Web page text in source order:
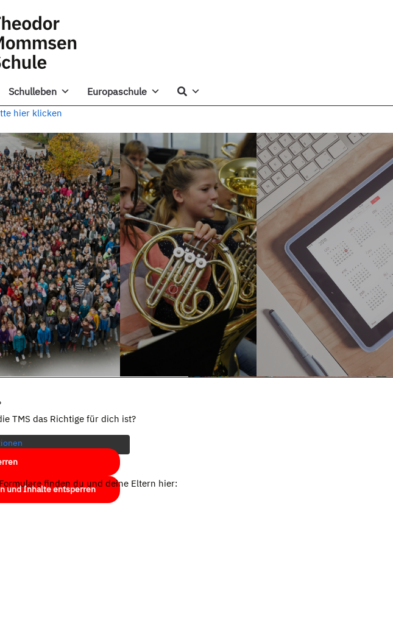
Schulleben Europaschule
hier klicken
auf die Schaltfläche unten.
Drittanbieter weitergegeben
und Inhalte entsperren
TMS das Richtige für dich ist?
finden du und deine Eltern hier: